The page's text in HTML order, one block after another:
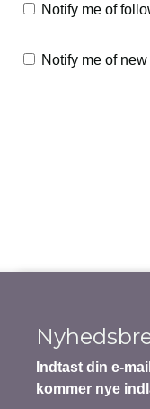
Notify me of
Notify me of
Indtast din e-
kommer nye